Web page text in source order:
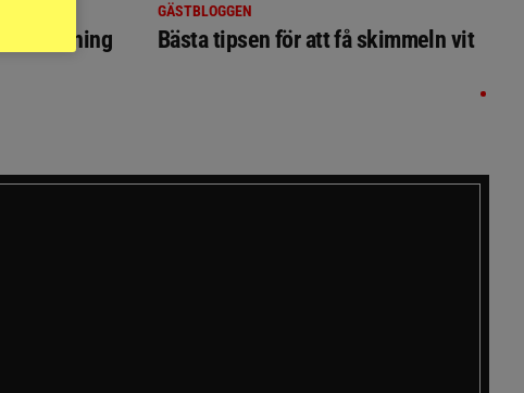
utställning
GÄSTBLOGGEN
Bästa tipsen för att få skimmeln vit